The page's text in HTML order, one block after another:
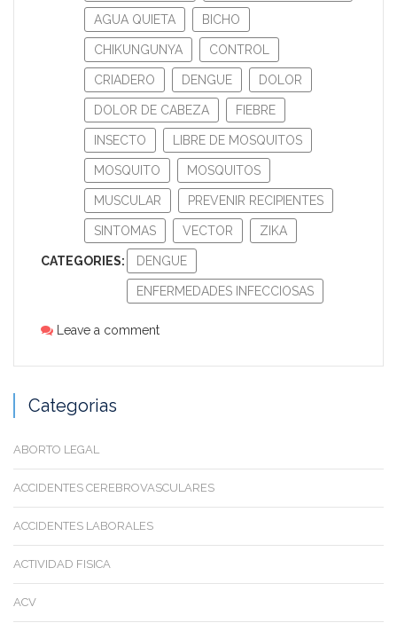
AGUA QUIETA BICHO
CHIKUNGUNYA CONTROL
CRIADERO DENGUE DOLOR
DOLOR DE CABEZA FIEBRE
INSECTO LIBRE DE MOSQUITOS
MOSQUITO MOSQUITOS
MUSCULAR PREVENIR RECIPIENTES
SINTOMAS VECTOR ZIKA
CATEGORIES: DENGUE
ENFERMEDADES INFECCIOSAS
Leave a comment
Categorias
ABORTO LEGAL
ACCIDENTES CEREBROVASCULARES
ACCIDENTES LABORALES
ACTIVIDAD FISICA
ACV